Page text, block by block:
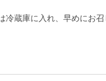
冷蔵庫に入れ、早めにお